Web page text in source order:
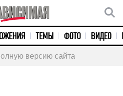
ТЕМЫ ФОТО ВИДЕО
версию сайта